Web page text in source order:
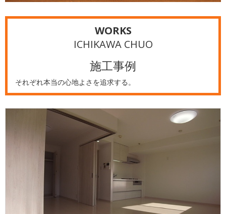
WORKS
ICHIKAWA CHUO
施工事例
それぞれ本当の心地よさを追求する。